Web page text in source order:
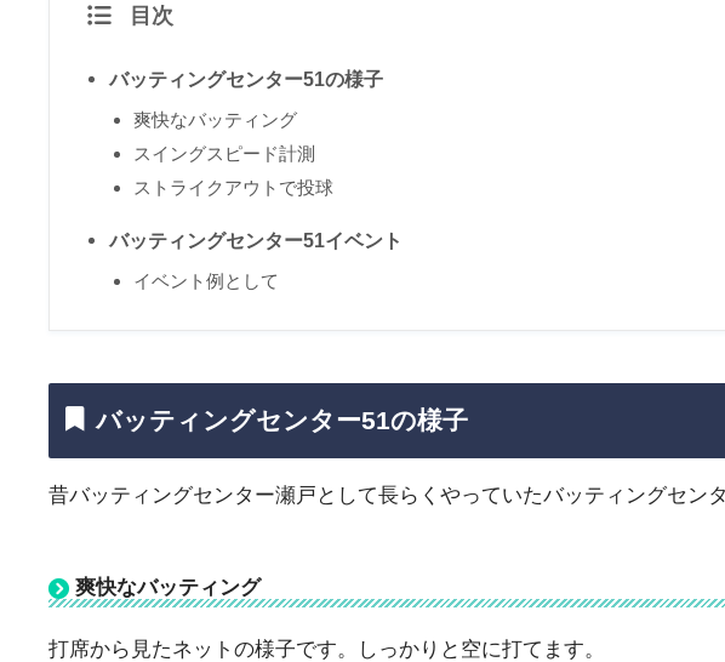
目次
バッティングセンター51の様子
爽快なバッティング
スイングスピード計測
ストライクアウトで投球
バッティングセンター51イベント
イベント例として
バッティングセンター51の様子
昔バッティングセンター瀬戸として長らくやっていたバッティングセ
爽快なバッティング
打席から見たネットの様子です。しっかりと空に打てます。